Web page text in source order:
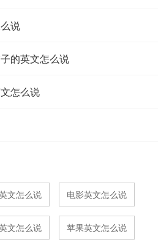
说
的英文怎么说
怎么说
文怎么说 电影英文怎么说
文怎么说 苹果英文怎么说